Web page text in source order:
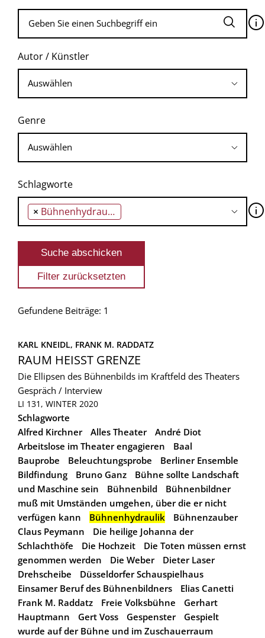
🛈
Autor / Künstler
Genre
Schlagworte
× Bühnenhydraulik 🛈
Gefundene Beiträge: 1
KARL KNEIDL, FRANK M. RADDATZ
RAUM HEISST GRENZE
Die Ellipsen des Bühnenbilds im Kraftfeld des Theaters
Gespräch / Interview
LI 131, WINTER 2020
Schlagworte
Alfred Kirchner
Alles Theater
André Diot
Arbeitslose im Theater engagieren
Baal
Bauprobe
Beleuchtungsprobe
Berliner Ensemble
Bildfindung
Bruno Ganz
Bühne sollte Landschaft
und Maschine sein
Bühnenbild
Bühnenbildner
muß mit Umständen umgehen, über die er nicht
verfügen kann
Bühnenhydraulik
Bühnenzauber
Claus Peymann
Die heilige Johanna der
Schlachthöfe
Die Hochzeit
Die Toten müssen ernst
genommen werden
Die Weber
Dieter Laser
Drehscheibe
Düsseldorfer Schauspielhaus
Einsamer Beruf des Bühnenbildners
Elias Canetti
Frank M. Raddatz
Freie Volksbühne
Gerhart
Hauptmann
Gert Voss Gespenster
Gespielt
wurde auf der Bühne und im Zuschauerraum